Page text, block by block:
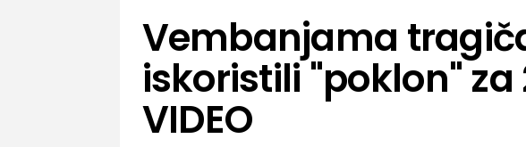
Vembanjama
iskoristili "poklon"
VIDEO